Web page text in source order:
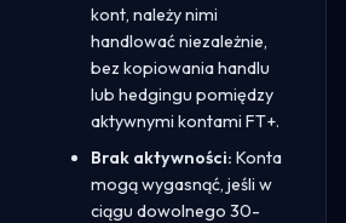
kont, należy nimi
handlować niezależnie,
bez kopiowania handlu
lub hedgingu pomiędzy
aktywnymi kontami FT+.
Brak aktywności: Konta
mogą wygasnąć, jeśli w
ciągu dowolnego 30-